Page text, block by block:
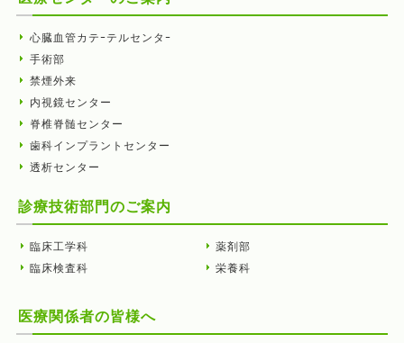
心臓血管カテｰテルセンタｰ
手術部
禁煙外来
内視鏡センター
脊椎脊髄センター
歯科インプラントセンター
透析センター
診療技術部門のご案内
臨床工学科
臨床検査科
薬剤部
栄養科
医療関係者の皆様へ